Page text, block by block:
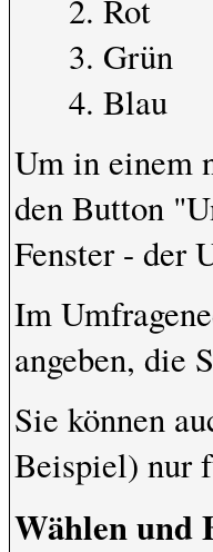
Rot
Grün
Blau
Um in einem
den Button
Fenster - der
Im
angeben, die
Sie können
Beispiel) nur
Wählen und